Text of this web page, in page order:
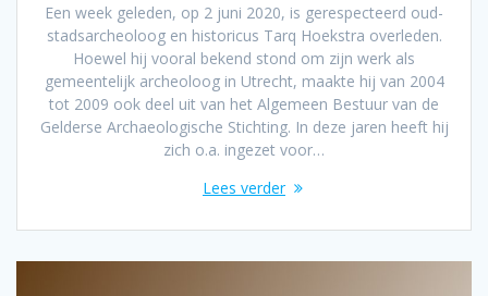
Een week geleden, op 2 juni 2020, is gerespecteerd oud-
stadsarcheoloog en historicus Tarq Hoekstra overleden.
Hoewel hij vooral bekend stond om zijn werk als
gemeentelijk archeoloog in Utrecht, maakte hij van 2004
tot 2009 ook deel uit van het Algemeen Bestuur van de
Gelderse Archaeologische Stichting. In deze jaren heeft hij
zich o.a. ingezet voor…
Lees verder